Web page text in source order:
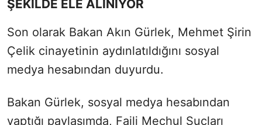
ŞEKİLDE ELE ALINIYOR
Son olarak Bakan Akın Gürlek, Mehmet Şirin
Çelik cinayetinin aydınlatıldığını sosyal
medya hesabından duyurdu.
Bakan Gürlek, sosyal medya hesabından
yaptığı paylaşımda, Faili Meçhul Suçları